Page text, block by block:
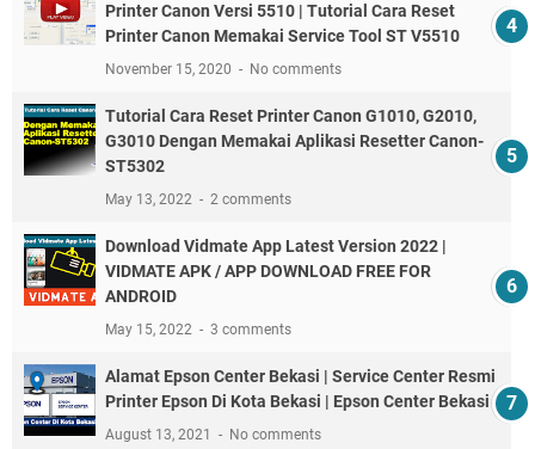
Printer Canon Versi 5510 | Tutorial Cara Reset
Printer Canon Memakai Service Tool ST V5510
November 15, 2020 No comments
Tutorial Cara Reset Printer Canon G1010, G2010,
G3010 Dengan Memakai Aplikasi Resetter Canon-
ST5302
May 13, 2022 2 comments
Download Vidmate App Latest Version 2022 |
VIDMATE APK / APP DOWNLOAD FREE FOR
ANDROID
May 15, 2022 3 comments
Alamat Epson Center Bekasi | Service Center Resmi
Printer Epson Di Kota Bekasi | Epson Center Bekasi
August 13, 2021 No comments